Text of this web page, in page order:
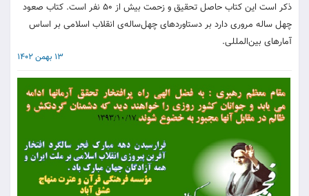
ذکر است این کتاب حاصل تحقیق و زحمت بیش از ۵۰ نفر است. کتاب صعود
چهل ساله مروری دارد بر دستاوردهای چهل‌ساله‌ی انقلاب اسلامی بر اساس
آمارهای بین‌المللی.
13 بهمن 1402